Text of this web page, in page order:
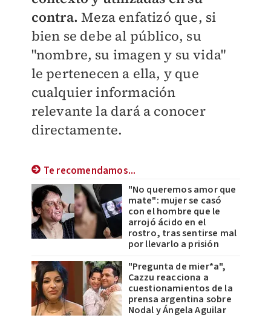
contra. Meza enfatizó que, si
bien se debe al público, su
"nombre, su imagen y su vida"
le pertenecen a ella, y que
cualquier información
relevante la dará a conocer
directamente.
Te recomendamos...
"No queremos amor que
mate": mujer se casó
con el hombre que le
arrojó ácido en el
rostro, tras sentirse mal
por llevarlo a prisión
"Pregunta de mier*a",
Cazzu reacciona a
cuestionamientos de la
prensa argentina sobre
Nodal y Ángela Aguilar